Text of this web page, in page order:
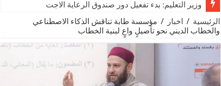
وزير التعليم: بدء تفعيل دور صندوق الرعاية الاجتماعية للمعلمين بالم
الرئيسية / اخبار / مؤسسة طابة تناقش الذكاء الاصطناعي
والخطاب الديني نحو تأصيلٍ واعٍ لبنية الخطاب